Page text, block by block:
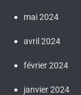
mai 2024
avril 2024
février 2024
janvier 2024